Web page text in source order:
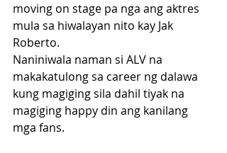
moving on stage pa nga ang aktres
mula sa hiwalayan nito kay Jak
Roberto.
Naniniwala naman si ALV na
makakatulong sa career ng dalawa
kung magiging sila dahil tiyak na
magiging happy din ang kanilang
mga fans.